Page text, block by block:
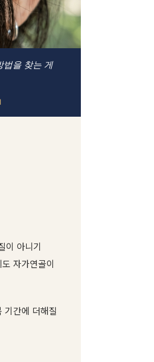
법을 찾는 게
이 아니기
자가연골이
기간에 더해질